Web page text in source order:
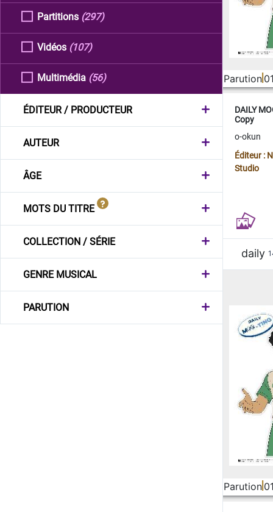
Partitions (297)
Vidéos (107)
Multimédia (56)
ÉDITEUR / PRODUCTEUR
AUTEUR
ÂGE
MOTS DU TITRE
COLLECTION / SÉRIE
GENRE MUSICAL
PARUTION
Parution
DAILY
Copy
o-okun
Éditeur :
Studio
daily
Parution